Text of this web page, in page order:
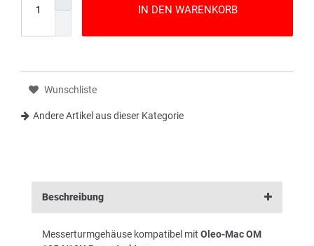
IN DEN WARENKORB
Wunschliste
Andere Artikel aus dieser Kategorie
Beschreibung
Messerturmgehäuse kompatibel mit Oleo-Mac OM